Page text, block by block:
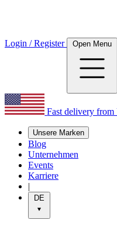
Login / Register Open Menu
Fast delivery from
Unsere Marken
Blog
Unternehmen
Events
Karriere
|
DE